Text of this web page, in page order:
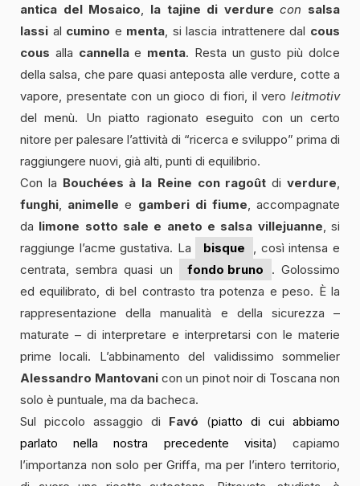
antica del Mosaico, la tajine di verdure con salsa
lassi al cumino e menta, si lascia intrattenere dal cous
cous alla cannellae menta. Resta un gusto più dolce
della salsa, che pare quasi anteposta alle verdure, cotte a
vapore, presentate con un gioco di fiori, il vero leitmotiv
del menù. Un piatto ragionato eseguito con un certo
nitore per palesare l’attività di “ricerca e sviluppo” prima di
raggiungere nuovi, già alti, punti di equilibrio.
Con la Bouchées à la Reine con ragoût diverdure,
funghi, animelle e gamberi di fiume, accompagnate
da limone sotto sale e aneto e salsa villejuanne, si
raggiunge l’acme gustativa. La
bisque
, così intensa e
centrata, sembra quasi un
fondo bruno
. Golossimo
ed equilibrato, di bel contrasto tra potenza e peso. È la
rappresentazione della manualità e della sicurezza –
maturate – di interpretare e interpretarsi con le materie
prime locali. L’abbinamento del validissimo sommelier
Alessandro Mantovani con un pinot noir di Toscana non
solo è puntuale, ma da bacheca.
Sul piccolo assaggio di Favó (piatto di cui abbiamo
parlato nella nostra precedente visita) capiamo
l’importanza non solo per Griffa, ma per l’intero territorio,